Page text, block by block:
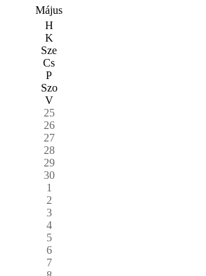
Május
H
K
Sze
Cs
P
Szo
V
25
26
27
28
29
30
1
2
3
4
5
6
7